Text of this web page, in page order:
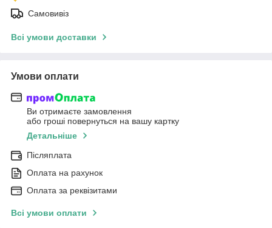
Самовивіз
Всі умови доставки
Умови оплати
Ви отримаєте замовлення
або гроші повернуться на вашу картку
Детальніше
Післяплата
Оплата на рахунок
Оплата за реквізитами
Всі умови оплати